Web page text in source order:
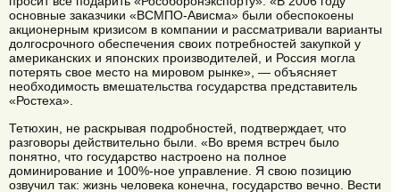
основные заказчики «ВСМПО-Ависма» были обеспокоены
акционерным кризисом в компании и рассматривали варианты
долгосрочного обеспечения своих потребностей закупкой у
американских и японских производителей, и Россия могла
потерять свое место на мировом рынке», — объясняет
необходимость вмешательства государства представитель
«Ростеха».
Тетюхин, не раскрывая подробностей, подтверждает, что
разговоры действительно были. «Во время встреч было
понятно, что государство настроено на полное
доминирование и 100%-ное управление. Я свою позицию
озвучил так: жизнь человека конечна, государство вечно. Вести